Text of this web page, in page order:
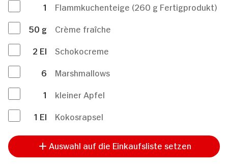
1
Flammkuchenteige (260 g Fertigprodukt)
50 g
Crème fraîche
2 El
Schokocreme
6
Marshmallows
1
kleiner Apfel
1 El Kokosrapsel
Auswahl auf die Einkaufsliste setzen